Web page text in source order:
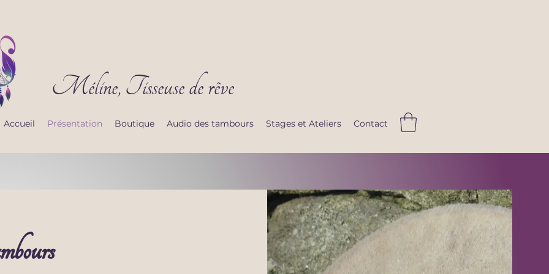
Accueil Présentation Boutique Audio des tambours Stages et Ateliers Contact
Méline, Tisseuse de rêve